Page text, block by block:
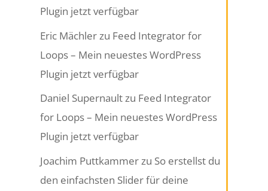
Plugin jetzt verfügbar
Eric Mächlerzu Feed Integrator for
Loops – Mein neuestes WordPress
Plugin jetzt verfügbar
Daniel Supernaultzu Feed Integrator
for Loops – Mein neuestes WordPress
Plugin jetzt verfügbar
Joachim Puttkammerzu So erstellst du
den einfachsten Slider für deine